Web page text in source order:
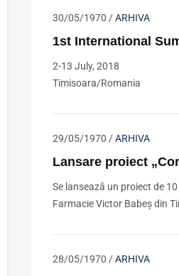
30/05/1970 /ARHIVA
1st International
2-13 July, 2018
Timisoara/Romania
29/05/1970 /ARHIVA
Lansare proiect
Se lansează un proiect de
Farmacie Victor Babeș din
28/05/1970 /ARHIVA